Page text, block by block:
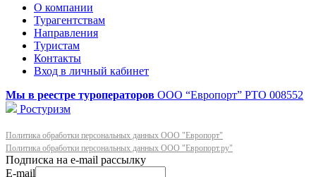
О компании
Турагентствам
Направления
Туристам
Контакты
Вход в личный кабинет
Мы в реестре туроператоров ООО “Европорт” РТО 008552
Ростуризм
Политика обработки персональных данных ООО "Европорт"
Политика обработки персональных данных ООО "Европорт.ру"
E-mail